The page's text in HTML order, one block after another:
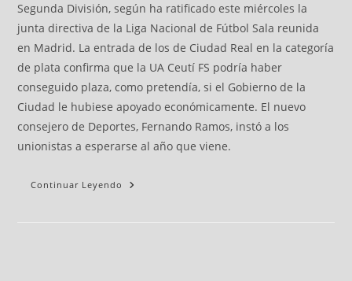
Segunda División, según ha ratificado este miércoles la
junta directiva de la Liga Nacional de Fútbol Sala reunida
en Madrid. La entrada de los de Ciudad Real en la categoría
de plata confirma que la UA Ceutí FS podría haber
conseguido plaza, como pretendía, si el Gobierno de la
Ciudad le hubiese apoyado económicamente. El nuevo
consejero de Deportes, Fernando Ramos, instó a los
unionistas a esperarse al año que viene.
Continuar Leyendo